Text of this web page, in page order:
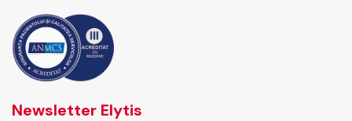
Newsletter Elytis